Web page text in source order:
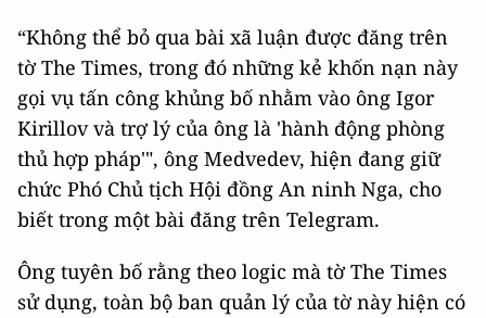
“Không thể bỏ qua bài xã luận được đăng trên
tờ The Times, trong đó những kẻ khốn nạn này
gọi vụ tấn công khủng bố nhằm vào ông Igor
Kirillov và trợ lý của ông là 'hành động phòng
thủ hợp pháp'", ông Medvedev, hiện đang giữ
chức Phó Chủ tịch Hội đồng An ninh Nga, cho
biết trong một bài đăng trên Telegram.
Ông tuyên bố rằng theo logic mà tờ The Times
sử dụng, toàn bộ ban quản lý của tờ này hiện có